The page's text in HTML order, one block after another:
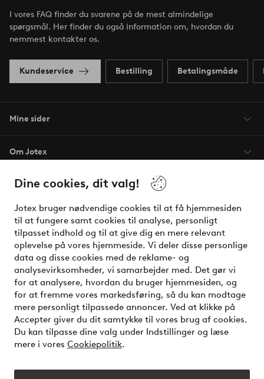
Dine cookies, dit valg!
Jotex bruger nødvendige cookies til at få hjemmesiden
til at fungere samt cookies til analyse, personligt
tilpasset indhold og til at give dig en mere relevant
oplevelse på vores hjemmeside. Vi deler disse personlige
data og disse cookies med de reklame- og
analysevirksomheder, vi samarbejder med. Det gør vi
for at analysere, hvordan du bruger hjemmesiden, og
for at fremme vores markedsføring, så du kan modtage
mere personligt tilpassede annoncer. Ved at klikke på
Accepter giver du dit samtykke til vores brug af cookies.
Du kan tilpasse dine valg under Indstillinger og læse
mere i vores Cookiepolitik.
I vores FAQ finder du svarene på de mest almindelige
spørgsmål. Her finder du også information om, hvordan du
nemmest kontakter os.
Kundeservice Bestilling Betalingsmåde
Mine sider
Om Jotex
Vilkår
Venner
Sikre betalinger - betal nu eller del op
Vil du vide mere om vores betalingsmuligheder?
elpy